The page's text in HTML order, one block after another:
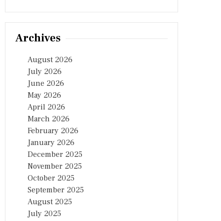
Archives
August 2026
July 2026
June 2026
May 2026
April 2026
March 2026
February 2026
January 2026
December 2025
November 2025
October 2025
September 2025
August 2025
July 2025